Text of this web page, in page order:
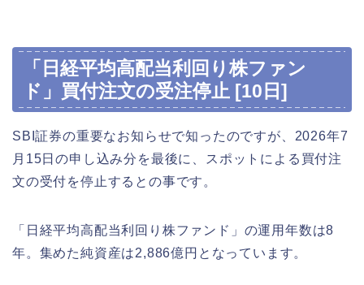
「日経平均高配当利回り株ファン
ド」買付注文の受注停止 [10日]
SBI証券の重要なお知らせで知ったのですが、2026年7
月15日の申し込み分を最後に、スポットによる買付注
文の受付を停止するとの事です。
「日経平均高配当利回り株ファンド」の運用年数は8
年。集めた純資産は2,886億円となっています。